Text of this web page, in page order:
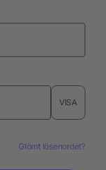
VISA
Glömt lösenordet?